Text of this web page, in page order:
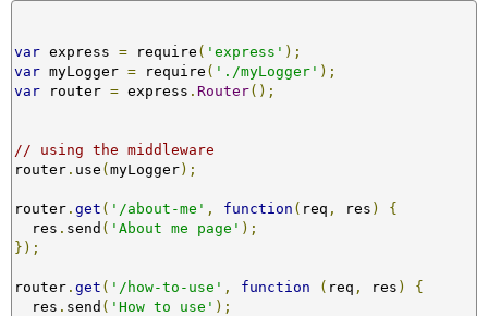
var express = require ( 'express' );
var myLogger = require ( './myLogger' );
var router = express . Router();
// using the middleware
router . use ( myLogger );
router . get ( '/about-me' , function ( req , res )
{
  res
. send ( 'About me page' );
});
router . get ( '/how-to-use' , function ( req , res )
{
  res
. send ( 'How to use' );